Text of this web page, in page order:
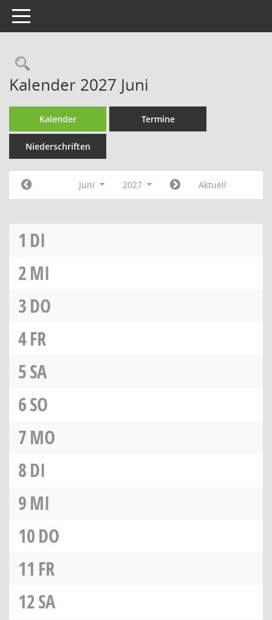
Toggle navigation
Rechercheauswahl
Kalender 2027 Juni
Kalender Termine
Niederschriften
Juni 2027 Aktuell
1 DI
2MI
3DO
4FR
5SA
6SO
7MO
8DI
9MI
10DO
11 FR
12SA